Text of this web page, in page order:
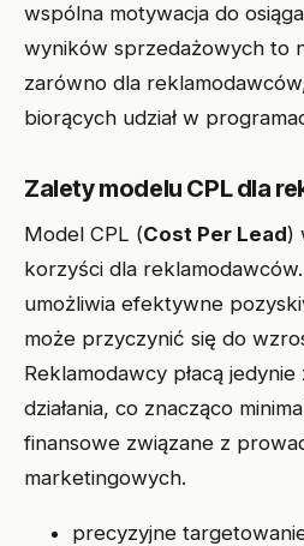
wspólna motywacja do
wyników sprzedażowych to
zarówno dla
biorących udział w
Zalety modelu CPL dla
Model CPL (Cost Per Lead)
korzyści dla
umożliwia efektywne
może przyczynić się do
Reklamodawcy płacą
działania, co znacząco
finansowe związane z
marketingowych.
precyzyjne